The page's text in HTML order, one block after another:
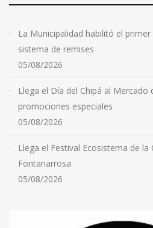
La Municipalidad habilitó el
sistema de remises
05/08/2026
Llega el Día del Chipá al Mercado
promociones especiales
05/08/2026
Llega el Festival Ecosistema de la
Fontanarrosa
05/08/2026